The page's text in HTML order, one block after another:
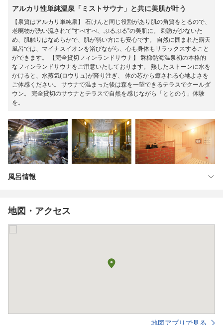
アルカリ性単純温泉「ミストサウナ」と共に美肌が叶う
【泉質はアルカリ単純泉】 石けんと同じ役割があり肌の角質をとるので、
老廃物が洗い流されて“すべすべ、ぷるぷる”の美肌に。 刺激が少ないた
め、肌触りはなめらかで、肌が弱い方にも安心です。 自然に囲まれた露天
風呂では、マイナスイオンを浴びながら、心も身体もリラックスすること
ができます。 【完全貸切フィンランドサウナ】 磐梯熱海温泉初の本格的
なフィンランドサウナをご用意いたしております。 熱したストーンに水を
かけると、水蒸気(ロウリュ)が降り注ぎ、 体の芯から癒される心地よさを
ご体感ください。 サウナで温まった後は森を一望できるテラスでクールダ
ウン。 完全貸切のサウナとテラスで自然を感じながら「ととのう」体験
を。
風呂情報
地図・アクセス
地図アプリで見る